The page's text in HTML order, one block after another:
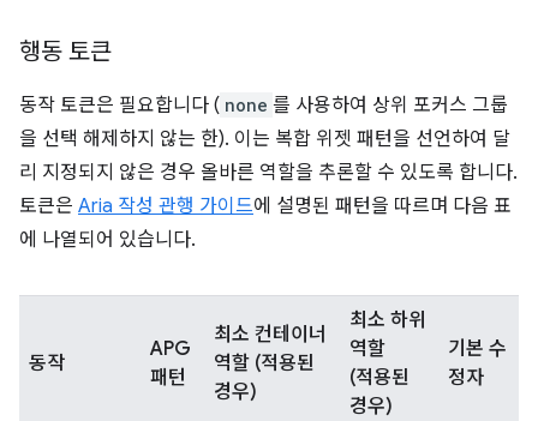
행동 토큰
동작 토큰은 필요합니다 ( none 를 사용하여 상위 포커스 그룹
을 선택 해제하지 않는 한). 이는 복합 위젯 패턴을 선언하여 달
리 지정되지 않은 경우 올바른 역할을 추론할 수 있도록 합니다.
토큰은 Aria 작성 관행 가이드에 설명된 패턴을 따르며 다음 표
에 나열되어 있습니다.
동작
APG
패턴
최소 컨테이너
역할 (적용된
경우)
최소 하위
역할
(적용된
경우)
기본 수
정자